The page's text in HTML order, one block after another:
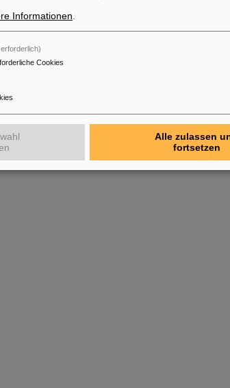
Informationen
Cookies
Alle zulassen
fortsetzen